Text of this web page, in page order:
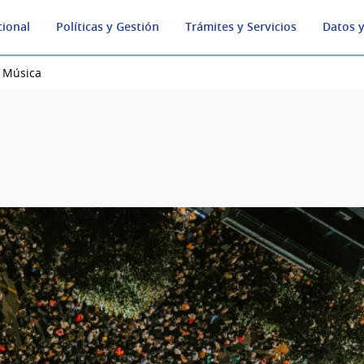
Políticas y Gestión Trámites y Servicios Datos
Música